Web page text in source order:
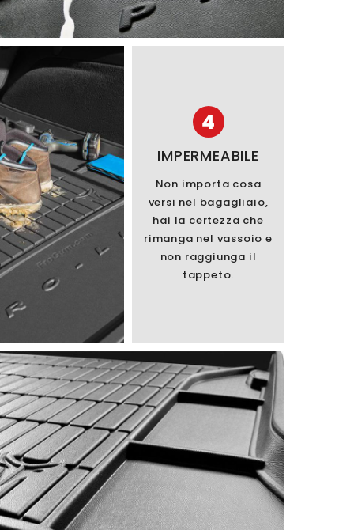
4
IMPERMEABILE
Non importa cosa
versi nel bagagliaio,
hai la certezza che
rimanga nel vassoio e
non raggiunga il
tappeto.